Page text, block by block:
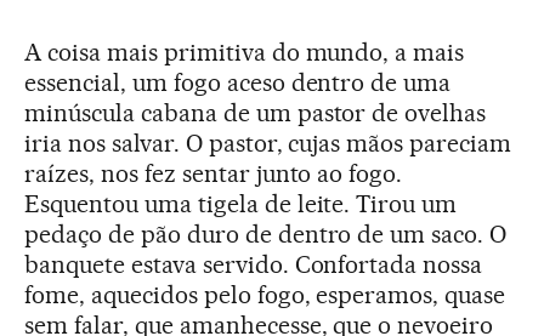
A coisa mais primitiva do mundo, a mais
essencial, um fogo aceso dentro de uma
minúscula cabana de um pastor de ovelhas
iria nos salvar. O pastor, cujas mãos pareciam
raízes, nos fez sentar junto ao fogo.
Esquentou uma tigela de leite. Tirou um
pedaço de pão duro de dentro de um saco. O
banquete estava servido. Confortada nossa
fome, aquecidos pelo fogo, esperamos, quase
sem falar, que amanhecesse, que o nevoeiro